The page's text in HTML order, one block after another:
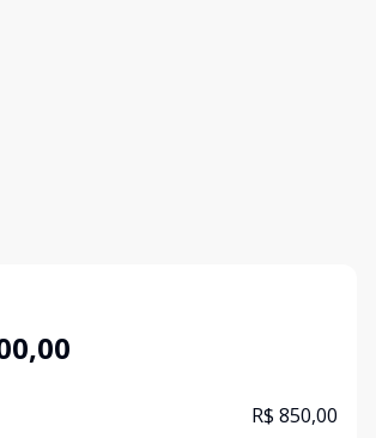
R$ 850,00